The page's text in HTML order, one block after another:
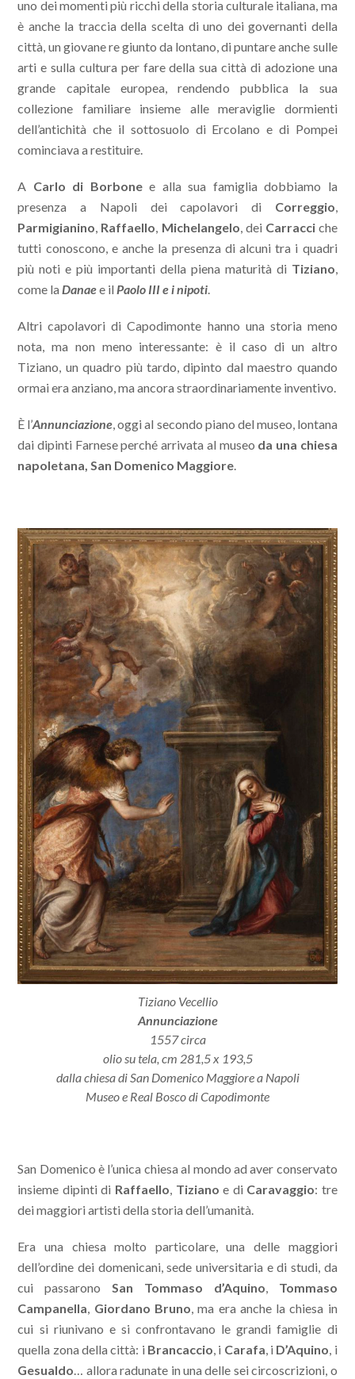
uno dei momenti più ricchi della storia culturale italiana, ma
è anche la traccia della scelta di uno dei governanti della
città, un giovane re giunto da lontano, di puntare anche sulle
arti e sulla cultura per fare della sua città di adozione una
grande capitale europea, rendendo pubblica la sua
collezione familiare insieme alle meraviglie dormienti
dell’antichità che il sottosuolo di Ercolano e di Pompei
cominciava a restituire.
A Carlo di Borbonee alla sua famiglia dobbiamo la
presenza a Napoli dei capolavori di Correggio
Parmigianino Raffaello Michelangelo , dei Carracciche
tutti conoscono, e anche la presenza di alcuni tra i quadri
più noti e più importanti della piena maturità di Tiziano
come la Danaee il Paolo III e i nipoti
Altri capolavori di Capodimonte hanno una storia meno
nota, ma non meno interessante: è il caso di un altro
Tiziano, un quadro più tardo, dipinto dal maestro quando
ormai era anziano, ma ancora straordinariamente inventivo.
È l’Annunciazione , oggi al secondo piano del museo, lontana
dai dipinti Farnese perché arrivata al museo da una chiesa
napoletana, San Domenico Maggiore
Tiziano Vecellio
Annunciazione
1557 circa
olio su tela, cm 281,5 x 193,5
dalla chiesa di San Domenico Maggiore a Napoli
Museo e Real Bosco di Capodimonte
San Domenico è l’unica chiesa al mondo ad aver conservato
insieme dipinti di Raffaello, Tiziano e di Caravaggio: tre
dei maggiori artisti della storia dell’umanità.
Era una chiesa molto particolare, una delle maggiori
dell’ordine dei domenicani, sede universitaria e di studi, da
cui passaronoSan Tommaso d’Aquino, Tommaso
Campanella, Giordano Bruno, ma era anche la chiesa in
cui si riunivano e si confrontavano le grandi famiglie di
quella zona della città: i Brancaccio, i Carafa, i D’Aquino, i
Gesualdo… allora radunate in una delle sei circoscrizioni, o